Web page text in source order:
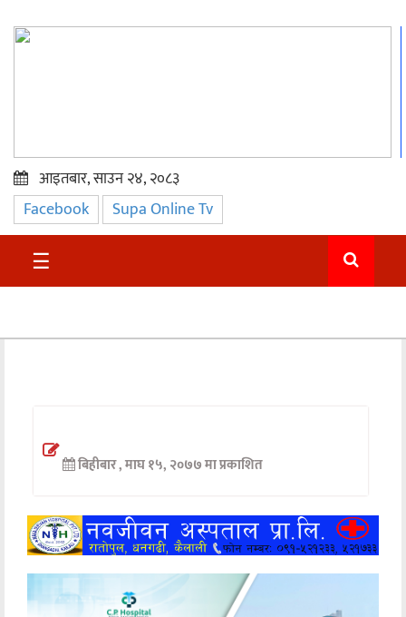
प्रमुख
समाचार
सुदुर
अन्तर्वार्ता
खेलकुद
मनोरञ्जन
अन्य
आइतबार, साउन २४, २०८३
Facebook Supa Online Tv
☰
बिहीबार , माघ १५, २०७७ मा प्रकाशित